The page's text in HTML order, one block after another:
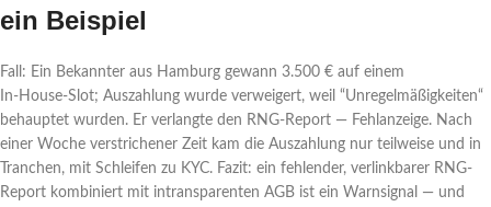
ein Beispiel
Fall: Ein Bekannter aus Hamburg gewann 3.500 € auf einem
In‑House‑Slot; Auszahlung wurde verweigert, weil “Unregelmäßigkeiten“
behauptet wurden. Er verlangte den RNG-Report — Fehlanzeige. Nach
einer Woche verstrichener Zeit kam die Auszahlung nur teilweise und in
Tranchen, mit Schleifen zu KYC. Fazit: ein fehlender, verlinkbarer RNG-
Report kombiniert mit intransparenten AGB ist ein Warnsignal — und